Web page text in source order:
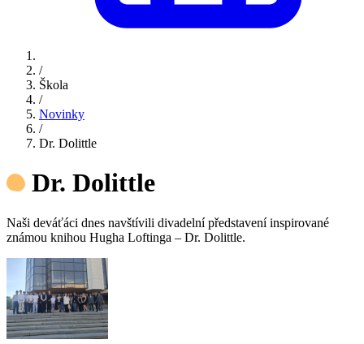
/
Škola
/
Novinky
/
Dr. Dolittle
Dr. Dolittle
Naši deváťáci dnes navštívili divadelní představení inspirované
známou knihou Hugha Loftinga – Dr. Dolittle.